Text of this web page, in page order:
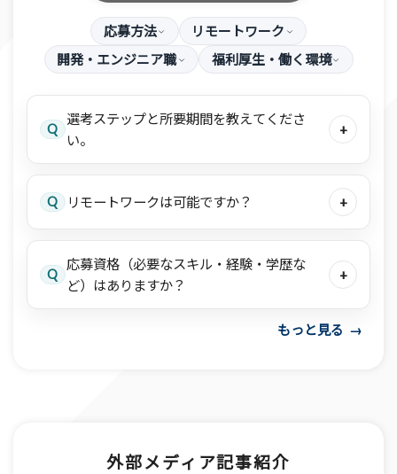
応募方法
リモートワーク
開発・エンジニア職
福利厚生・働く環境
Q
選考ステップと所要期間を教えてくださ
い。
+
Q リモートワークは可能ですか？ +
Q
応募資格（必要なスキル・経験・学歴な
ど）はありますか？
+
もっと見る
外部メディア記事紹介